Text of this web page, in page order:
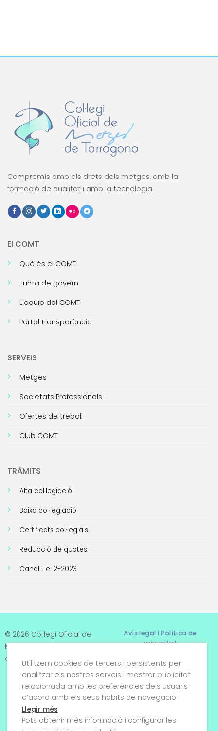
Compromís amb els drets dels metges, amb la
formació de qualitat i amb la tecnologia.
El COMT
Què és el COMT
Junta de govern
L'equip del COMT
Portal transparència
SERVEIS
Metges
Societats Professionals
Ofertes de treball
Club COMT
TRÀMITS
Alta col·legiació
Baixa col·legiació
Certificats col·legials
Reducció de quotes
Canal Llei 2-2023
© 2026 Col·legi Oficial de
Metges de Tarragona. Tots
els drets reservats
Avís legal i Política de
privacitat
Termes i condicions
Política de cookies
Utilitzem cookies de tercers i persistents per
analitzar els nostres serveis i mostrar publicitat
relacionada amb les preferències dels usuaris
d’acord amb els seus hàbits de navegació.
Llegir més
Pots obtenir més informació i configurar les